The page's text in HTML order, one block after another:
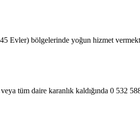
Evler) bölgelerinde yoğun hizmet
tüm daire karanlık kaldığında 0 532